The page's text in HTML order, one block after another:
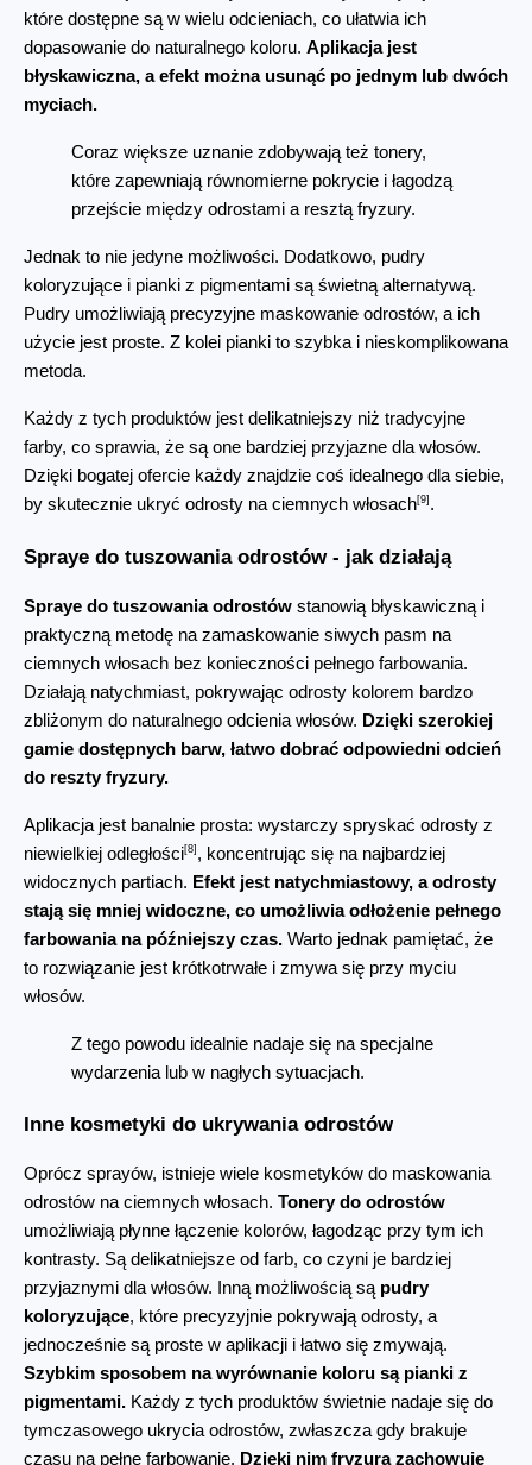
które dostępne są w wielu odcieniach, co ułatwia ich
dopasowanie do naturalnego koloru. Aplikacja jest
błyskawiczna, a efekt można usunąć po jednym lub dwóch
myciach.
Coraz większe uznanie zdobywają też tonery,
które zapewniają równomierne pokrycie i łagodzą
przejście między odrostami a resztą fryzury.
Jednak to nie jedyne możliwości. Dodatkowo, pudry
koloryzujące i pianki z pigmentami są świetną alternatywą.
Pudry umożliwiają precyzyjne maskowanie odrostów, a ich
użycie jest proste. Z kolei pianki to szybka i nieskomplikowana
metoda.
Każdy z tych produktów jest delikatniejszy niż tradycyjne
farby, co sprawia, że są one bardziej przyjazne dla włosów.
Dzięki bogatej ofercie każdy znajdzie coś idealnego dla siebie,
by skutecznie ukryć odrosty na ciemnych włosach[9] .
Spraye do tuszowania odrostów - jak działają
Spraye do tuszowania odrostów stanowią błyskawiczną i
praktyczną metodę na zamaskowanie siwych pasm na
ciemnych włosach bez konieczności pełnego farbowania.
Działają natychmiast, pokrywając odrosty kolorem bardzo
zbliżonym do naturalnego odcienia włosów. Dzięki szerokiej
gamie dostępnych barw, łatwo dobrać odpowiedni odcień
do reszty fryzury.
Aplikacja jest banalnie prosta: wystarczy spryskać odrosty z
niewielkiej odległości[8] , koncentrując się na najbardziej
widocznych partiach. Efekt jest natychmiastowy, a odrosty
stają się mniej widoczne, co umożliwia odłożenie pełnego
farbowania na późniejszy czas. Warto jednak pamiętać, że
to rozwiązanie jest krótkotrwałe i zmywa się przy myciu
włosów.
Z tego powodu idealnie nadaje się na specjalne
wydarzenia lub w nagłych sytuacjach.
Inne kosmetyki do ukrywania odrostów
Oprócz sprayów, istnieje wiele kosmetyków do maskowania
odrostów na ciemnych włosach. Tonery do odrostów
umożliwiają płynne łączenie kolorów, łagodząc przy tym ich
kontrasty. Są delikatniejsze od farb, co czyni je bardziej
przyjaznymi dla włosów. Inną możliwością są pudry
koloryzujące, które precyzyjnie pokrywają odrosty, a
Szybkim sposobem na wyrównanie koloru są pianki z
pigmentami. Każdy z tych produktów świetnie nadaje się do
tymczasowego ukrycia odrostów, zwłaszcza gdy brakuje
czasu na pełne farbowanie. Dzięki nim fryzura zachowuje